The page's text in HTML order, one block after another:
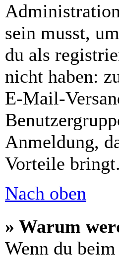
sein musst,
du als
nicht haben:
E-Mail-
Anmeldung,
Vorteile bringt.
Nach oben
» Warum
Wenn du